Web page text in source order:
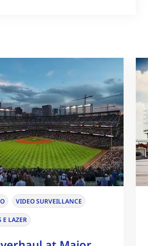
VIDEO SURVEILLANCE
E LAZER